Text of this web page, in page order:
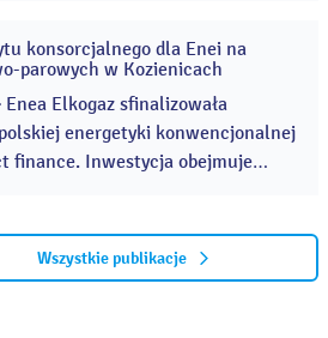
i modernizację sieci
konsorcjalnego dla Enei na
parowych w Kozienicach
Enea Elkogaz sfinalizowała
energetyki konwencjonalnej
finance. Inwestycja obejmuje
Wszystkie publikacje